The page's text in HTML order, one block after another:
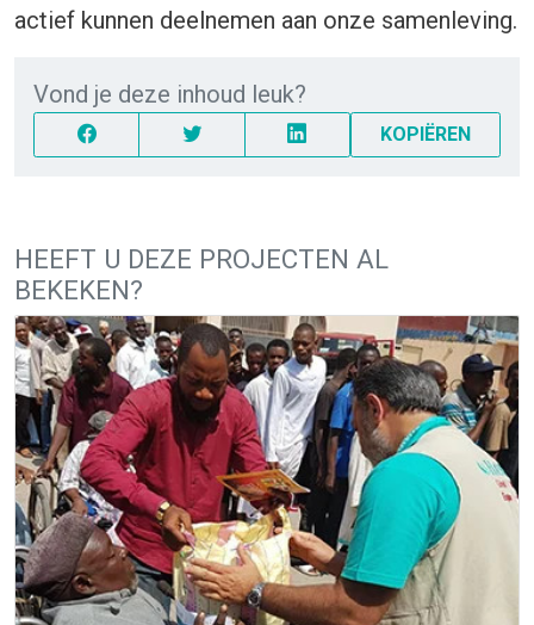
actief kunnen deelnemen aan onze samenleving.
Vond je deze inhoud leuk?
KOPIËREN
HEEFT U DEZE PROJECTEN AL
BEKEKEN?